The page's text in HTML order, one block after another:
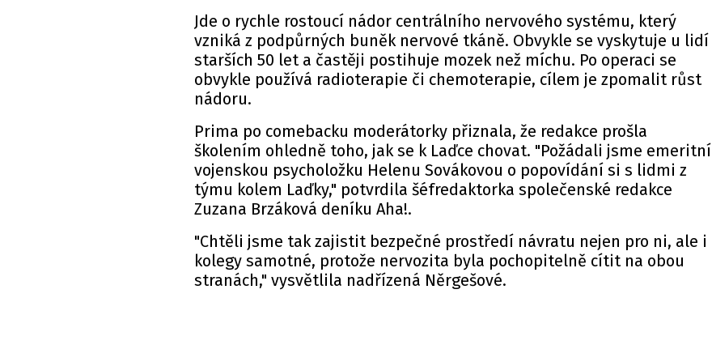
Jde o rychle rostoucí nádor centrálního nervového systému, který
vzniká z podpůrných buněk nervové tkáně. Obvykle se vyskytuje u lidí
starších 50 let a častěji postihuje mozek než míchu. Po operaci se
obvykle používá radioterapie či chemoterapie, cílem je zpomalit růst
nádoru.
Prima po comebacku moderátorky přiznala, že redakce prošla
školením ohledně toho, jak se k Laďce chovat. "Požádali jsme emeritní
vojenskou psycholožku Helenu Sovákovou o popovídání si s lidmi z
týmu kolem Laďky," potvrdila šéfredaktorka společenské redakce
Zuzana Brzáková deníku Aha!.
"Chtěli jsme tak zajistit bezpečné prostředí návratu nejen pro ni, ale i
kolegy samotné, protože nervozita byla pochopitelně cítit na obou
stranách," vysvětlila nadřízená Něrgešové.